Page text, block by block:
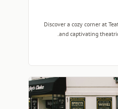
Discover a cozy corner at
and captivating